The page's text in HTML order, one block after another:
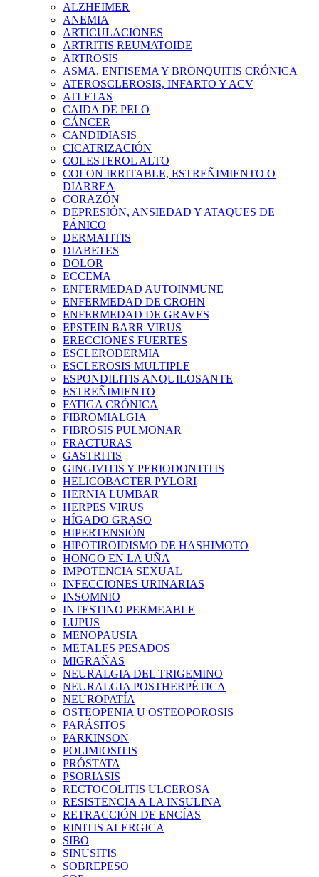
ALZHEIMER
ANEMIA
ARTICULACIONES
ARTRITIS REUMATOIDE
ARTROSIS
ASMA, ENFISEMA Y BRONQUITIS CRÓNICA
ATEROSCLEROSIS, INFARTO Y ACV
ATLETAS
CAIDA DE PELO
CÁNCER
CANDIDIASIS
CICATRIZACIÓN
COLESTEROL ALTO
COLON IRRITABLE, ESTREÑIMIENTO O
DIARREA
CORAZÓN
DEPRESIÓN, ANSIEDAD Y ATAQUES DE
PÁNICO
DERMATITIS
DIABETES
DOLOR
ECCEMA
ENFERMEDAD AUTOINMUNE
ENFERMEDAD DE CROHN
ENFERMEDAD DE GRAVES
EPSTEIN BARR VIRUS
ERECCIONES FUERTES
ESCLERODERMIA
ESCLEROSIS MULTIPLE
ESPONDILITIS ANQUILOSANTE
ESTREÑIMIENTO
FATIGA CRÓNICA
FIBROMIALGIA
FIBROSIS PULMONAR
FRACTURAS
GASTRITIS
GINGIVITIS Y PERIODONTITIS
HELICOBACTER PYLORI
HERNIA LUMBAR
HERPES VIRUS
HÍGADO GRASO
HIPERTENSIÓN
HIPOTIROIDISMO DE HASHIMOTO
HONGO EN LA UÑA
IMPOTENCIA SEXUAL
INFECCIONES URINARIAS
INSOMNIO
INTESTINO PERMEABLE
LUPUS
MENOPAUSIA
METALES PESADOS
MIGRAÑAS
NEURALGIA DEL TRIGEMINO
NEURALGIA POSTHERPÉTICA
NEUROPATÍA
OSTEOPENIA U OSTEOPOROSIS
PARÁSITOS
PARKINSON
POLIMIOSITIS
PRÓSTATA
PSORIASIS
RECTOCOLITIS ULCEROSA
RESISTENCIA A LA INSULINA
RETRACCIÓN DE ENCÍAS
RINITIS ALERGICA
SIBO
SINUSITIS
SOBREPESO